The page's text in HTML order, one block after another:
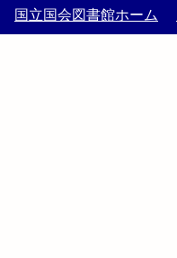
国立国会図書館ホーム